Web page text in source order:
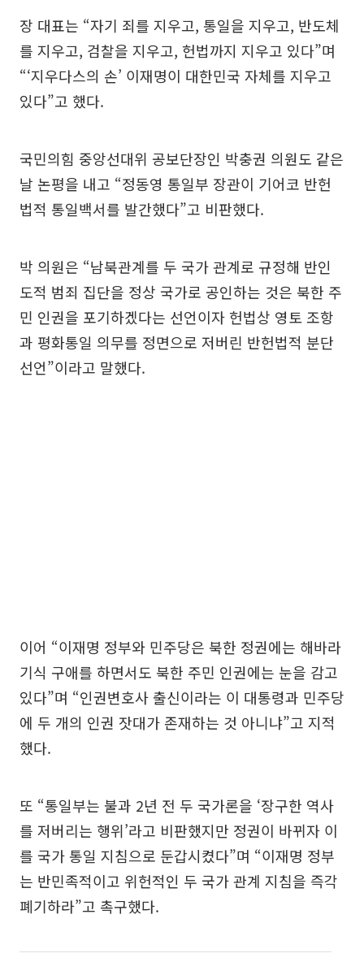
장 대표는 “자기 죄를 지우고, 통일을 지우고, 반도체
를 지우고, 검찰을 지우고, 헌법까지 지우고 있다”며
“‘지우다스의 손’ 이재명이 대한민국 자체를 지우고
있다”고 했다.
국민의힘 중앙선대위 공보단장인 박충권 의원도 같은
날 논평을 내고 “정동영 통일부 장관이 기어코 반헌
법적 통일백서를 발간했다”고 비판했다.
박 의원은 “남북관계를 두 국가 관계로 규정해 반인
도적 범죄 집단을 정상 국가로 공인하는 것은 북한 주
민 인권을 포기하겠다는 선언이자 헌법상 영토 조항
과 평화통일 의무를 정면으로 저버린 반헌법적 분단
선언”이라고 말했다.
이어 “이재명 정부와 민주당은 북한 정권에는 해바라
기식 구애를 하면서도 북한 주민 인권에는 눈을 감고
있다”며 “인권변호사 출신이라는 이 대통령과 민주당
에 두 개의 인권 잣대가 존재하는 것 아니냐”고 지적
했다.
또 “통일부는 불과 2년 전 두 국가론을 ‘장구한 역사
를 저버리는 행위’라고 비판했지만 정권이 바뀌자 이
를 국가 통일 지침으로 둔갑시켰다”며 “이재명 정부
는 반민족적이고 위헌적인 두 국가 관계 지침을 즉각
폐기하라”고 촉구했다.